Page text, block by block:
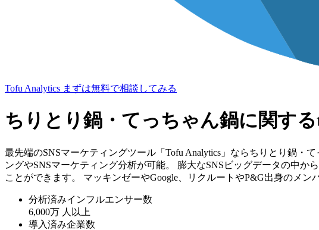
Tofu Analytics まずは無料で相談してみる
ちりとり鍋・てっちゃん鍋に関す
最先端のSNSマーケティングツール「Tofu Analytics」ならちりとり鍋・
ングやSNSマーケティング分析が可能。 膨大なSNSビッグデータの中
ことができます。 マッキンゼーやGoogle、リクルートやP&G出身のメン
分析済みインフルエンサー数
6,000万 人以上
導入済み企業数